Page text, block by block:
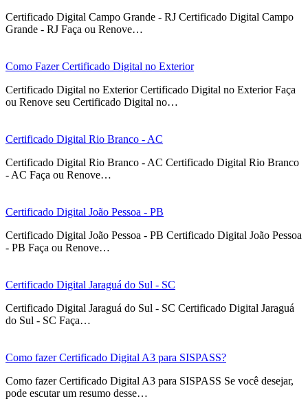
Certificado Digital Campo Grande - RJ Certificado Digital Campo
Grande - RJ Faça ou Renove…
Como Fazer Certificado Digital no Exterior
Certificado Digital no Exterior Certificado Digital no Exterior Faça
ou Renove seu Certificado Digital no…
Certificado Digital Rio Branco - AC
Certificado Digital Rio Branco - AC Certificado Digital Rio Branco
- AC Faça ou Renove…
Certificado Digital João Pessoa - PB
Certificado Digital João Pessoa - PB Certificado Digital João Pessoa
- PB Faça ou Renove…
Certificado Digital Jaraguá do Sul - SC
Certificado Digital Jaraguá do Sul - SC Certificado Digital Jaraguá
do Sul - SC Faça…
Como fazer Certificado Digital A3 para SISPASS?
Como fazer Certificado Digital A3 para SISPASS Se você desejar,
pode escutar um resumo desse…